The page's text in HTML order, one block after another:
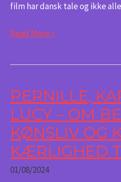
film har dansk tale og ikke
Read More »
PERNILLE,
LUCY – OM
KØNSLIV OG
KÆRLIGHED
01/08/2024
Pernille,
Karin
og
Lucy
–
om
begær,